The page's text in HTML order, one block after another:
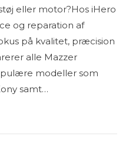
eller motor?Hos iHero
og reparation af
på kvalitet, præcision
alle Mazzer
modeller som
samt…